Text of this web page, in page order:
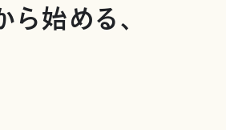
始める、